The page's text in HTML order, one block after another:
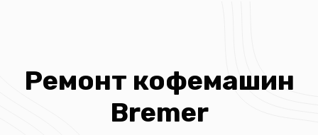
Ремонт кофемашин
Bremer